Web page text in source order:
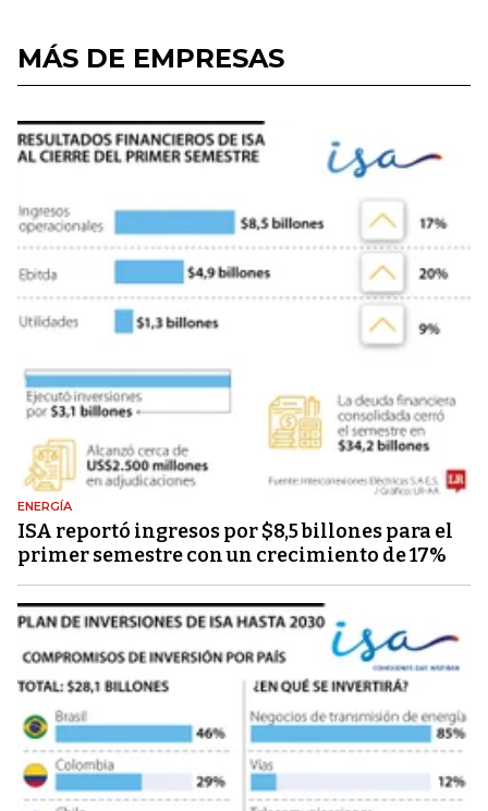
MÁS DE EMPRESAS
ENERGÍA
ISA reportó ingresos por $8,5 billones para el
primer semestre con un crecimiento de 17%